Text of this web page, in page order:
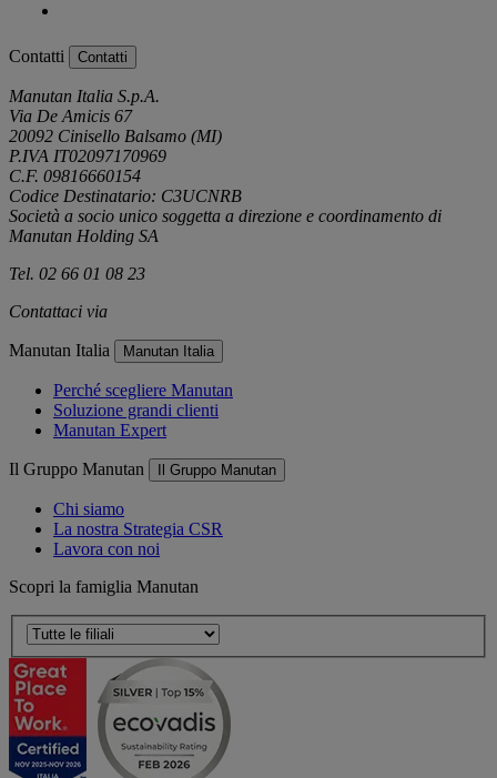
Contatti Contatti
Manutan Italia S.p.A.
Via De Amicis 67
20092 Cinisello Balsamo (MI)
P.IVA IT02097170969
C.F. 09816660154
Codice Destinatario: C3UCNRB
Società a socio unico soggetta a direzione e coordinamento di
Manutan Holding SA
Tel. 02 66 01 08 23
Contattaci via
Manutan Italia Manutan Italia
Perché scegliere Manutan
Soluzione grandi clienti
Manutan Expert
Il Gruppo Manutan Il Gruppo Manutan
Chi siamo
La nostra Strategia CSR
Lavora con noi
Scopri la famiglia Manutan